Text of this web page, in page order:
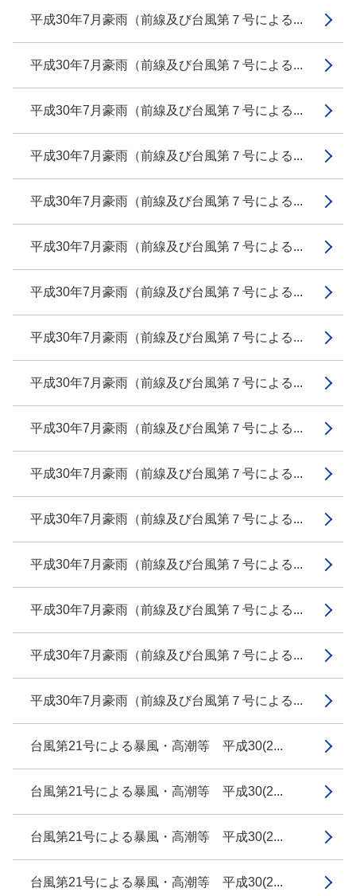
平成30年7月豪雨（前線及び台風第７号による...
平成30年7月豪雨（前線及び台風第７号による...
平成30年7月豪雨（前線及び台風第７号による...
平成30年7月豪雨（前線及び台風第７号による...
平成30年7月豪雨（前線及び台風第７号による...
平成30年7月豪雨（前線及び台風第７号による...
平成30年7月豪雨（前線及び台風第７号による...
平成30年7月豪雨（前線及び台風第７号による...
平成30年7月豪雨（前線及び台風第７号による...
平成30年7月豪雨（前線及び台風第７号による...
平成30年7月豪雨（前線及び台風第７号による...
平成30年7月豪雨（前線及び台風第７号による...
平成30年7月豪雨（前線及び台風第７号による...
平成30年7月豪雨（前線及び台風第７号による...
平成30年7月豪雨（前線及び台風第７号による...
平成30年7月豪雨（前線及び台風第７号による...
台風第21号による暴風・高潮等 平成30(2...
台風第21号による暴風・高潮等 平成30(2...
台風第21号による暴風・高潮等 平成30(2...
台風第21号による暴風・高潮等 平成30(2...